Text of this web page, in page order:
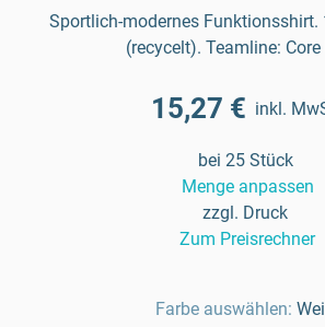
Sportlich-modernes Funktionsshirt.
(recycelt). Teamline:
15,27 € inkl.
bei 25 Stück
Menge anpassen
zzgl. Druck
Zum Preisrechner
Farbe auswählen: